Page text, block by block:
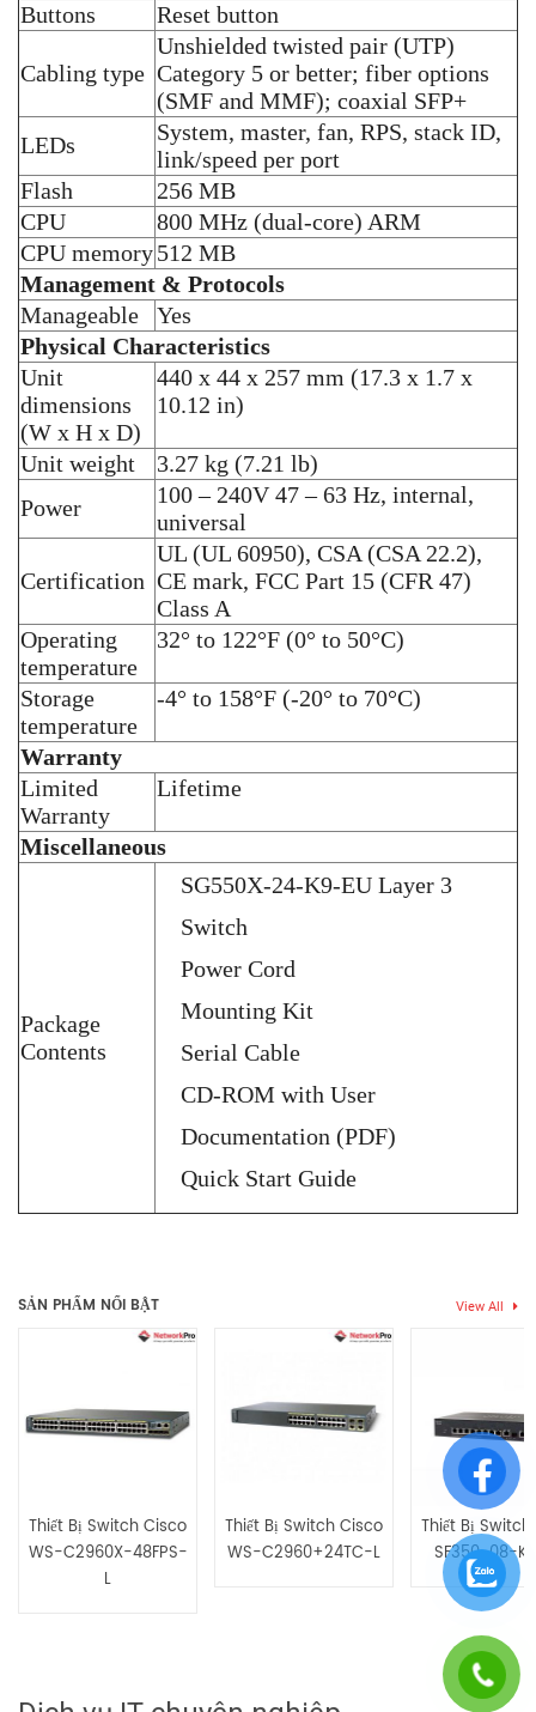
Buttons
Reset button
Cabling type
Unshielded twisted pair (UTP)
Category 5 or better; fiber options
(SMF and MMF); coaxial SFP+
LEDs
System, master, fan, RPS, stack ID,
link/speed per port
Flash
256 MB
CPU
800 MHz (dual-core) ARM
CPU memory512 MB
Management & Protocols
Manageable
Yes
Physical Characteristics
Unit
dimensions
(W x H x D)
440 x 44 x 257 mm (17.3 x 1.7 x
10.12 in)
Unit weight
3.27 kg (7.21 lb)
Power
100 – 240V 47 – 63 Hz, internal,
universal
Certification
UL (UL 60950), CSA (CSA 22.2),
CE mark, FCC Part 15 (CFR 47)
Class A
Operating
temperature
32° to 122°F (0° to 50°C)
Storage
temperature
-4° to 158°F (-20° to 70°C)
Warranty
Limited
Warranty
Lifetime
Miscellaneous
Package
Contents
SG550X-24-K9-EU Layer 3
Switch
Power Cord
Mounting Kit
Serial Cable
CD-ROM with User
Documentation (PDF)
Quick Start Guide
Hãy là người đầu tiên nhận xét “Thiết Bị Switch Cisco SG550X-
SẢN PHẨM NỔI BẬT View All
Thiết Bị Switch Cisco
WS-C2960X-48FPS-
L
Thiết Bị Switch Cisco
WS-C2960+24TC-L
Thiết Bị
SF350-08-